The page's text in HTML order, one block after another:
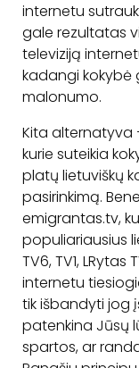
internetu
gale rezultatas
televiziją
kadangi kokybė
malonumo.
Kita alternatyva
kurie suteikia
platų lietuviškų
pasirinkimą.
emigrantas.tv,
populiariausius
TV6, TV1,
internetu
tik išbandyti jog
patenkina Jūsų
spartos, ar